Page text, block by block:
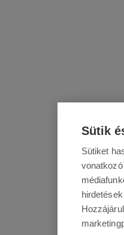
Sütik
Sütiket